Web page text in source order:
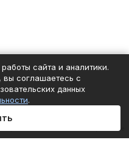
Сравнение
сайта и аналитики.
вы соглашаетесь с
данных
.